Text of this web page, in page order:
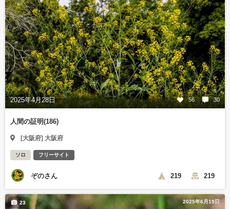
2025年4月28日 56 30
人間の証明(186)
[大阪府] 大阪府
ソロ フリーサイト
ぞのさん 219 219
2025年6月19日
23